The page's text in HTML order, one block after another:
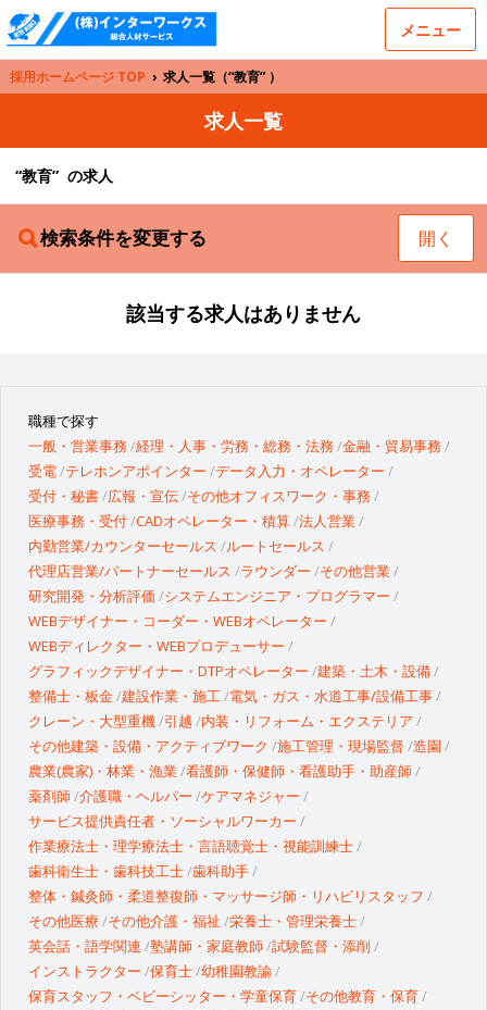
メニュー
採用ホームページ TOP › 求人一覧（“教育” ）
求人一覧
“教育” の求人
検索条件を変更する 開く
該当する求人はありません
職種で探す
一般・営業事務 経理・人事・労務・総務・法務 金融・貿易事務
受電 テレホンアポインター データ入力・オペレーター
受付・秘書 広報・宣伝 その他オフィスワーク・事務
医療事務・受付 CADオペレーター・積算 法人営業
内勤営業/カウンターセールス ルートセールス
代理店営業/パートナーセールス ラウンダー その他営業
研究開発・分析評価 システムエンジニア・プログラマー
WEBデザイナー・コーダー・WEBオペレーター
WEBディレクター・WEBプロデューサー
グラフィックデザイナー・DTPオペレーター 建築・土木・設備
整備士・板金 建設作業・施工 電気・ガス・水道工事/設備工事
クレーン・大型重機 引越 内装・リフォーム・エクステリア
その他建築・設備・アクティブワーク 施工管理・現場監督 造園
農業(農家)・林業・漁業 看護師・保健師・看護助手・助産師
薬剤師 介護職・ヘルパー ケアマネジャー
サービス提供責任者・ソーシャルワーカー
作業療法士・理学療法士・言語聴覚士・視能訓練士
歯科衛生士・歯科技工士 歯科助手
整体・鍼灸師・柔道整復師・マッサージ師・リハビリスタッフ
その他医療 その他介護・福祉 栄養士・管理栄養士
英会話・語学関連 塾講師・家庭教師 試験監督・添削
インストラクター 保育士 幼稚園教諭
保育スタッフ・ベビーシッター・学童保育 その他教育・保育